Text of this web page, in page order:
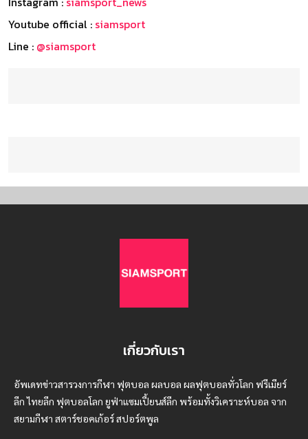
Youtube official : siamsport
Line : @siamsport
เกี่ยวกับเรา
อัพเดทข่าวสารวงการกีฬา ฟุตบอล ผลบอล ผลฟุตบอลทั่วโลก ฟรีเมียร์
ลีก ไทยลีก ฟุตบอลโลก ยูฟ่าแซมเปี้ยนส์ลีก พร้อมทั้งวิเคราะห์บอล จาก
สยามกีฬา สตาร์ชอคเก้อร์ สปอร์ตพูล